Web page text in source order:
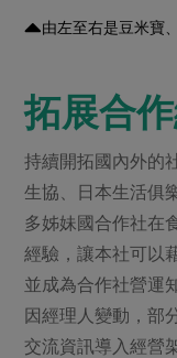
由左至右是豆米寶
拓展合
持續開拓國內外的
生協、日本生活俱
多姊妹國合作社在
經驗，讓本社可以
並成為合作社營運
因經理人變動，部
交流資訊導入經營